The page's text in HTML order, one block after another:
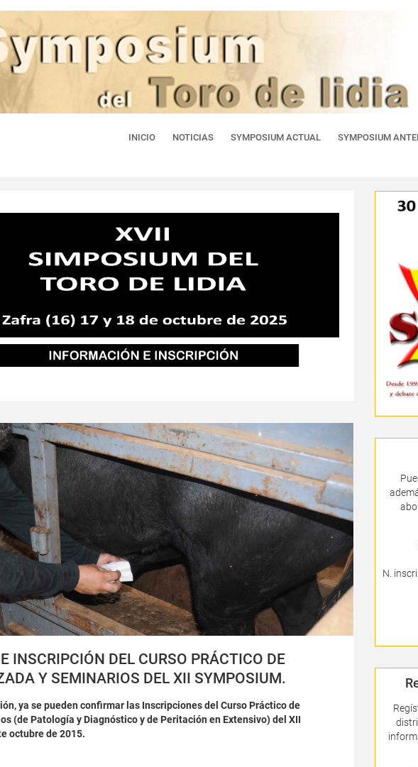
INICIO NOTICIAS SYMPOSIUM ACTUAL SYMPOSIUM
INSCRIPCIÓN DEL CURSO PRÁCTICO DE
Y SEMINARIOS DEL XII SYMPOSIUM.
ya se pueden confirmar las Inscripciones del Curso Práctico de
(de Patología y Diagnóstico y de Peritación en Extensivo) del XII
octubre de 2015.
N.